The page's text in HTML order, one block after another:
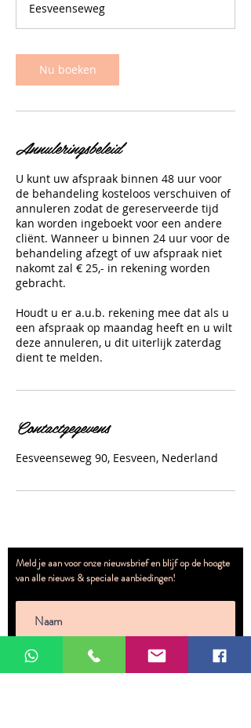
i
n
Eesveenseweg
Nu boeken
Annuleringsbeleid
U kunt uw afspraak binnen 48 uur voor
de behandeling kosteloos verschuiven of
annuleren zodat de gereserveerde tijd
kan worden ingeboekt voor een andere
cliënt. Wanneer u binnen 24 uur voor de
behandeling afzegt of uw afspraak niet
nakomt zal € 25,- in rekening worden
gebracht.
Houdt u er a.u.b. rekening mee dat als u
een afspraak op maandag heeft en u wilt
deze annuleren, u dit uiterlijk zaterdag
dient te melden.
Contactgegevens
Eesveenseweg 90, Eesveen, Nederland
Meld je aan voor onze nieuwsbrief en blijf op de hoogte
van alle nieuws & speciale aanbiedingen!